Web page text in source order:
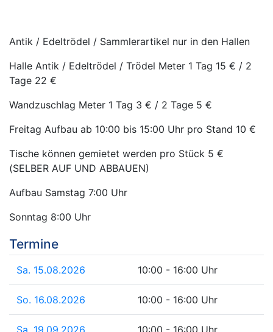
Antik / Edeltrödel / Sammlerartikel nur in den Hallen
Halle Antik / Edeltrödel / Trödel Meter 1 Tag 15 € / 2
Tage 22 €
Wandzuschlag Meter 1 Tag 3 € / 2 Tage 5 €
Freitag Aufbau ab 10:00 bis 15:00 Uhr pro Stand 10 €
Tische können gemietet werden pro Stück 5 €
(SELBER AUF UND ABBAUEN)
Aufbau Samstag 7:00 Uhr
Sonntag 8:00 Uhr
Termine
Sa. 15.08.2026 10:00 - 16:00 Uhr
So. 16.08.2026 10:00 - 16:00 Uhr